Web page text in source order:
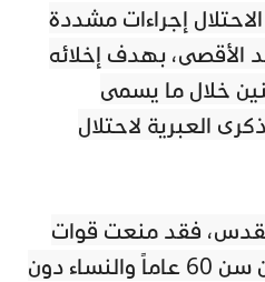
إجراءات مشددة
بهدف إخلائه
خلال ما يسمى
العبرية لاحتلال
فقد منعت قوات
الاحتلال دخول الرجال دون سن 60 عاماً والنساء دون